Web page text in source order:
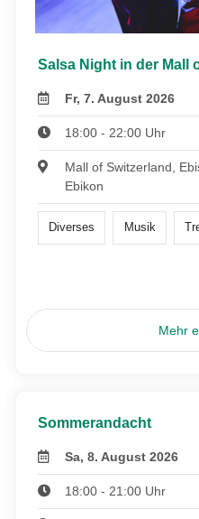
Salsa Night in der Mall
Fr, 7. August 2026
18:00 - 22:00 Uhr
Mall of Switzerland,
Ebikon
Diverses Musik
Mehr
Sommerandacht
Sa, 8. August 2026
18:00 - 21:00 Uhr